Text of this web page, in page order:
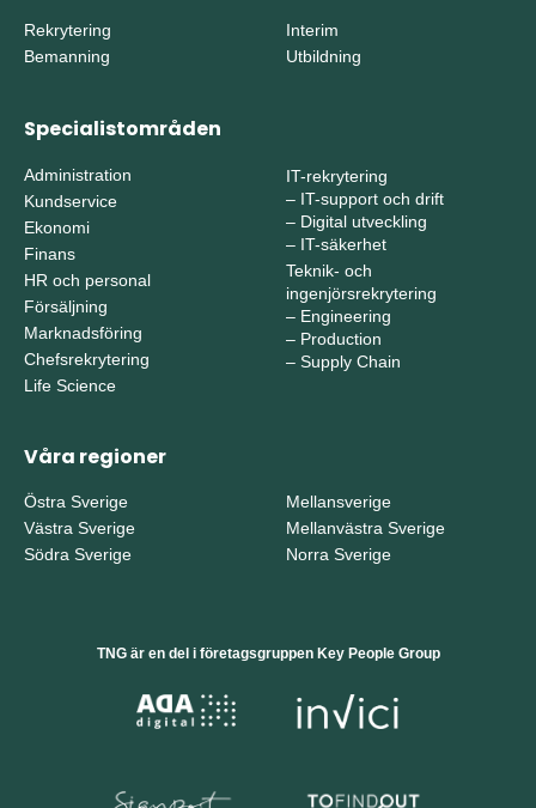
Rekrytering
Bemanning
Interim
Utbildning
Specialistområden
Administration
Kundservice
Ekonomi
Finans
HR och personal
Försäljning
Marknadsföring
Chefsrekrytering
Life Science
IT-rekrytering
– IT-support och drift
– Digital utveckling
– IT-säkerhet
Teknik- och
ingenjörsrekrytering
– Engineering
– Production
– Supply Chain
Våra regioner
Östra Sverige
Västra Sverige
Södra Sverige
Mellansverige
Mellanvästra Sverige
Norra Sverige
TNG är en del i företagsgruppen Key People Group